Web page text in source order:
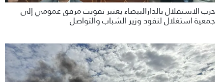
حزب الاستقلال بالدارالبيضاء يعتبر تفويت مرفق عمومي إلى
جمعية استغلال لنفود وزير الشباب والتواصل